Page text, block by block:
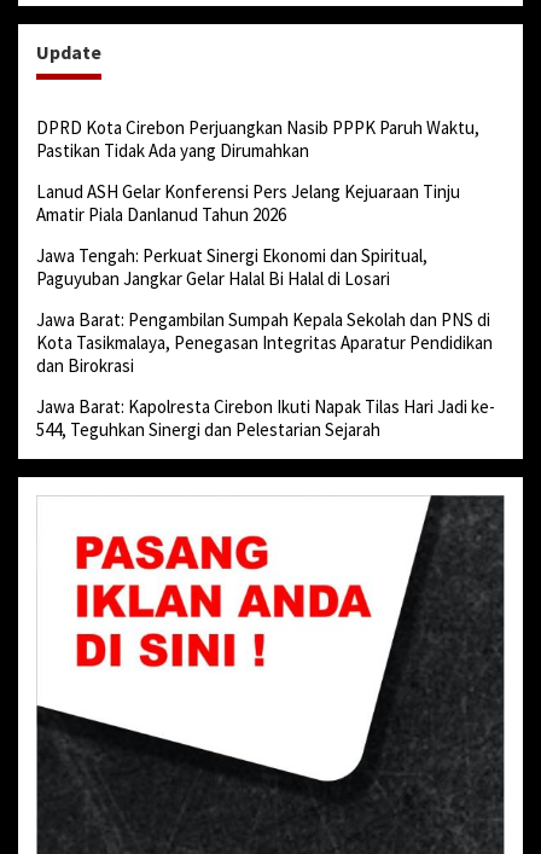
Update
DPRD Kota Cirebon Perjuangkan Nasib PPPK Paruh Waktu,
Pastikan Tidak Ada yang Dirumahkan
Lanud ASH Gelar Konferensi Pers Jelang Kejuaraan Tinju
Amatir Piala Danlanud Tahun 2026
Jawa Tengah: Perkuat Sinergi Ekonomi dan Spiritual,
Paguyuban Jangkar Gelar Halal Bi Halal di Losari
Jawa Barat: Pengambilan Sumpah Kepala Sekolah dan PNS di
Kota Tasikmalaya, Penegasan Integritas Aparatur Pendidikan
dan Birokrasi
Jawa Barat: Kapolresta Cirebon Ikuti Napak Tilas Hari Jadi ke-
544, Teguhkan Sinergi dan Pelestarian Sejarah